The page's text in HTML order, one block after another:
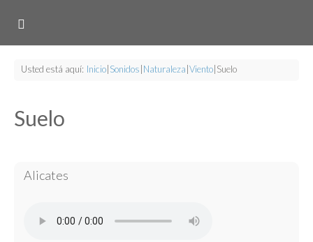
Usted está aquí: Inicio Sonidos Naturaleza Viento Suelo
Suelo
Alicates